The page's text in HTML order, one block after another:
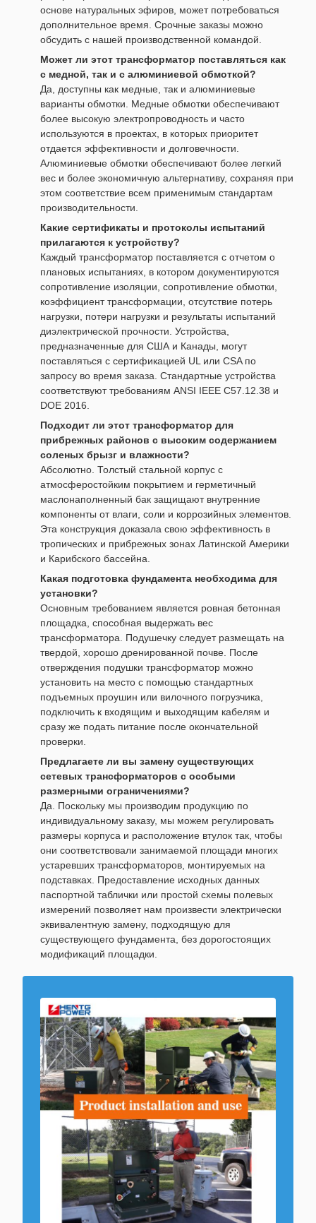
основе натуральных эфиров, может потребоваться
дополнительное время. Срочные заказы можно
обсудить с нашей производственной командой.
Может ли этот трансформатор поставляться как
с медной, так и с алюминиевой обмоткой?
Да, доступны как медные, так и алюминиевые
варианты обмотки. Медные обмотки обеспечивают
более высокую электропроводность и часто
используются в проектах, в которых приоритет
отдается эффективности и долговечности.
Алюминиевые обмотки обеспечивают более легкий
вес и более экономичную альтернативу, сохраняя при
этом соответствие всем применимым стандартам
производительности.
Какие сертификаты и протоколы испытаний
прилагаются к устройству?
Каждый трансформатор поставляется с отчетом о
плановых испытаниях, в котором документируются
сопротивление изоляции, сопротивление обмотки,
коэффициент трансформации, отсутствие потерь
нагрузки, потери нагрузки и результаты испытаний
диэлектрической прочности. Устройства,
предназначенные для США и Канады, могут
поставляться с сертификацией UL или CSA по
запросу во время заказа. Стандартные устройства
соответствуют требованиям ANSI IEEE C57.12.38 и
DOE 2016.
Подходит ли этот трансформатор для
прибрежных районов с высоким содержанием
соленых брызг и влажности?
Абсолютно. Толстый стальной корпус с
атмосферостойким покрытием и герметичный
маслонаполненный бак защищают внутренние
компоненты от влаги, соли и коррозийных элементов.
Эта конструкция доказала свою эффективность в
тропических и прибрежных зонах Латинской Америки
и Карибского бассейна.
Какая подготовка фундамента необходима для
установки?
Основным требованием является ровная бетонная
площадка, способная выдержать вес
трансформатора. Подушечку следует размещать на
твердой, хорошо дренированной почве. После
отверждения подушки трансформатор можно
установить на место с помощью стандартных
подъемных проушин или вилочного погрузчика,
подключить к входящим и выходящим кабелям и
сразу же подать питание после окончательной
проверки.
Предлагаете ли вы замену существующих
сетевых трансформаторов с особыми
размерными ограничениями?
Да. Поскольку мы производим продукцию по
индивидуальному заказу, мы можем регулировать
размеры корпуса и расположение втулок так, чтобы
они соответствовали занимаемой площади многих
устаревших трансформаторов, монтируемых на
подставках. Предоставление исходных данных
паспортной таблички или простой схемы полевых
измерений позволяет нам произвести электрически
эквивалентную замену, подходящую для
существующего фундамента, без дорогостоящих
модификаций площадки.